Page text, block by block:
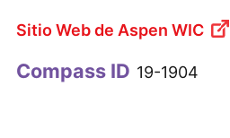
Sitio Web de Aspen WIC
Compass ID 19-1904